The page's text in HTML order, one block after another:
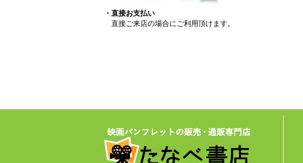
・直接お支払い
直接ご来店の場合にご利用頂けます。